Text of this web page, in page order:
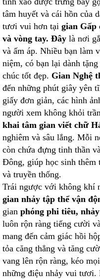
tâm huyết và cái hồn của
tươi vui hơn tại gian Gấp
và vòng tay. Đây là nơi
và ấm áp. Nhiều bạn làm
niệm, có bạn lại dành
chúc tốt đẹp. Gian Nghệ
đến những phút giây yên
giấy đơn giản, các hình
người xem không khỏi
khai tâm gian viết chữ
nghiêm và sâu lắng. Mỗi
còn chứa đựng tinh thần
Đông, giúp học sinh thêm
và truyền thống.
Trái ngược với không khí
gian nhảy tập thể vận
gian phóng phi tiêu,
luôn rộn ràng tiếng cười
mang đến cảm giác hồi
tỏa căng thẳng và tăng
vang lên rộn ràng, kéo
những điệu nhảy vui tươi.